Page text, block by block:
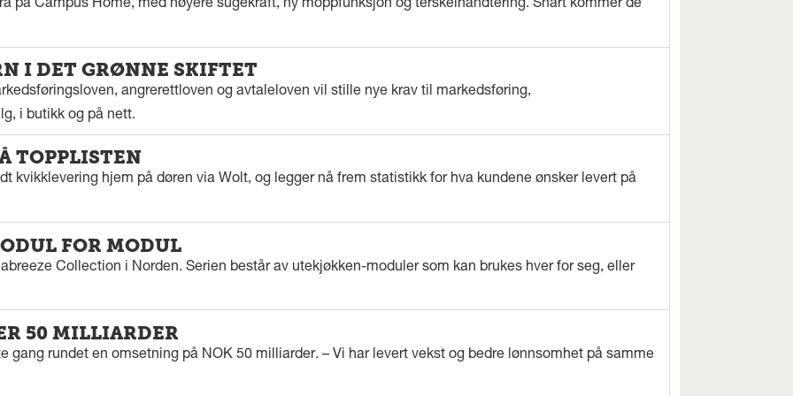
på Campus Home, med høyere sugekraft, ny moppfunksjon og terskelhåndtering. Snart kommer de
I DET GRØNNE SKIFTET
angrerettloven og avtaleloven vil stille nye krav til markedsføring,
i butikk og på nett.
TOPPLISTEN
kvikklevering hjem på døren via Wolt, og legger nå frem statistikk for hva kundene ønsker levert på
FOR MODUL
Collection i Norden. Serien består av utekjøkken-moduler som kan brukes hver for seg, eller
50 MILLIARDER
gang rundet en omsetning på NOK 50 milliarder. – Vi har levert vekst og bedre lønnsomhet på samme